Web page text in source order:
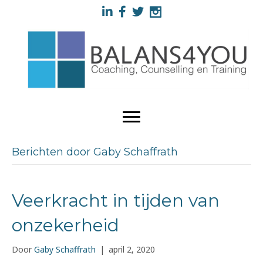
Berichten door Gaby Schaffrath
Veerkracht in tijden van
onzekerheid
Door Gaby Schaffrath | april 2, 2020